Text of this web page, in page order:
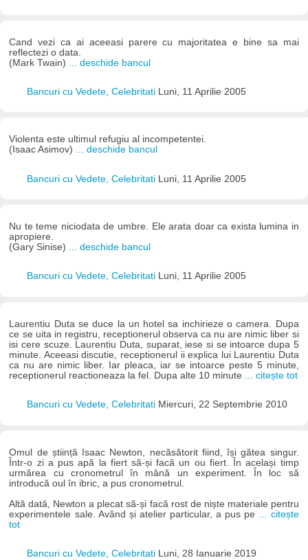
Cand vezi ca ai aceeasi parere cu majoritatea e bine sa mai
reflectezi o data.
(Mark Twain)
... deschide bancul
Bancuri cu Vedete, Celebritati Luni, 11 Aprilie 2005
Violenta este ultimul refugiu al incompetentei.
(Isaac Asimov) ... deschide bancul
Bancuri cu Vedete, Celebritati Luni, 11 Aprilie 2005
Nu te teme niciodata de umbre. Ele arata doar ca exista lumina in
apropiere.
(Gary Sinise) ... deschide bancul
Bancuri cu Vedete, Celebritati Luni, 11 Aprilie 2005
Laurentiu Duta se duce la un hotel sa inchirieze o camera. Dupa
ce se uita in registru, receptionerul observa ca nu are nimic liber si
isi cere scuze. Laurentiu Duta, suparat, iese si se intoarce dupa 5
minute. Aceeasi discutie, receptionerul ii explica lui Laurentiu Duta
ca nu are nimic liber. Iar pleaca, iar se intoarce peste 5 minute,
receptionerul reactioneaza la fel. Dupa alte 10 minute
... citește tot
Bancuri cu Vedete, Celebritati Miercuri, 22 Septembrie 2010
Omul de știință Isaac Newton, necăsătorit fiind, își gătea singur.
Într-o zi a pus apă la fiert să-și facă un ou fiert. În același timp
urmărea cu cronometrul în mână un experiment. În loc să
introducă oul în ibric, a pus cronometrul.
Altă dată, Newton a plecat să-și facă rost de niște materiale pentru
experimentele sale. Având și atelier particular, a pus pe
... citește
tot
Bancuri cu Vedete, Celebritati Luni, 28 Ianuarie 2019